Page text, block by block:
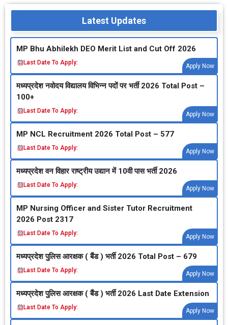
Latest Updates
MP Bhu Abhilekh DEO Merit List and Cut Off 2026
Last Date To Apply:
Apply Now
मध्‍यप्रदेश नवोदय विद्यालय विभिन्‍न पदों पर भर्ती 2026 Total Post –
100+
Last Date To Apply:
Apply Now
MP NCL Recruitment 2026 Total Post – 577
Last Date To Apply:
Apply Now
मध्‍यप्रदेश वन विहार राष्‍ट्रीय उद्यान में 10वी पास भर्ती 2026
Last Date To Apply:
Apply Now
MP Nursing Officer and Sister Tutor Recruitment
2026 Post 2317
Last Date To Apply:
Apply Now
मध्‍यप्रदेश पुलिस आरक्षक ( बैंड ) भर्ती 2026 Total Post – 679
Last Date To Apply:
Apply Now
मध्‍यप्रदेश पुलिस आरक्षक ( बैंड ) भर्ती 2026 Last Date Extension
Last Date To Apply:
Apply Now